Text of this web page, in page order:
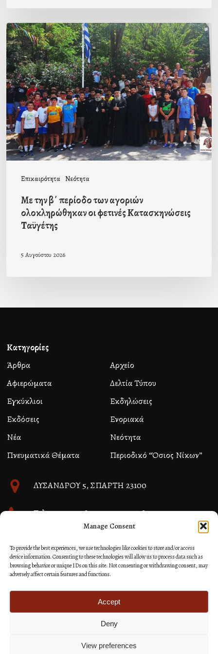
Manage Consent
To provide the best experiences, we use technologies like cookies to store and/or access
device information. Consenting to these technologies will allow us to process data such as
browsing behavior or unique IDs on this site. Not consenting or withdrawing consent, may
adversely affect certain features and functions.
Accept
Deny
View preferences
Επικαιρότητα Νεότητα
Με
την
β΄
περίοδο
των
αγοριών
ολοκληρώθηκαν
οι
φετινές
Με την β΄ περίοδο των αγοριών
ολοκληρώθηκαν οι φετινές Κατασκηνώσεις
Ταϋγέτης
5 Αυγούστου 2026
Κατηγορίες
Άρθρα
Αρχείο
Αφιερώματα
Δελτία Τύπου
Εγκύκλιοι
Εκδηλώσεις
Εκδόσεις
Ενοριακά
Νέα
Νεότητα
Πνευματικά Θέματα
Περιοδικό “Όσιος Νίκων”
ΛΥΣΑΝΔΡΟΥ 5, ΣΠΑΡΤΗ 23100
Τηλ. 27310 26580 και 27310 26581
Κατασκευή Ιστοσελίδων Site as you GO: Falcon από
Hellenic Technologies